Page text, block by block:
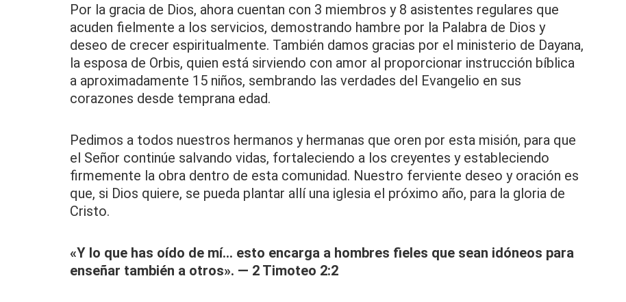
Por la gracia de Dios, ahora cuentan con 3 miembros y 8 asistentes regulares que
acuden fielmente a los servicios, demostrando hambre por la Palabra de Dios y
deseo de crecer espiritualmente. También damos gracias por el ministerio de Dayana,
la esposa de Orbis, quien está sirviendo con amor al proporcionar instrucción bíblica
a aproximadamente 15 niños, sembrando las verdades del Evangelio en sus
corazones desde temprana edad.
Pedimos a todos nuestros hermanos y hermanas que oren por esta misión, para que
el Señor continúe salvando vidas, fortaleciendo a los creyentes y estableciendo
firmemente la obra dentro de esta comunidad. Nuestro ferviente deseo y oración es
que, si Dios quiere, se pueda plantar allí una iglesia el próximo año, para la gloria de
Cristo.
«Y lo que has oído de mí… esto encarga a hombres fieles que sean idóneos para
enseñar también a otros». — 2 Timoteo 2:2